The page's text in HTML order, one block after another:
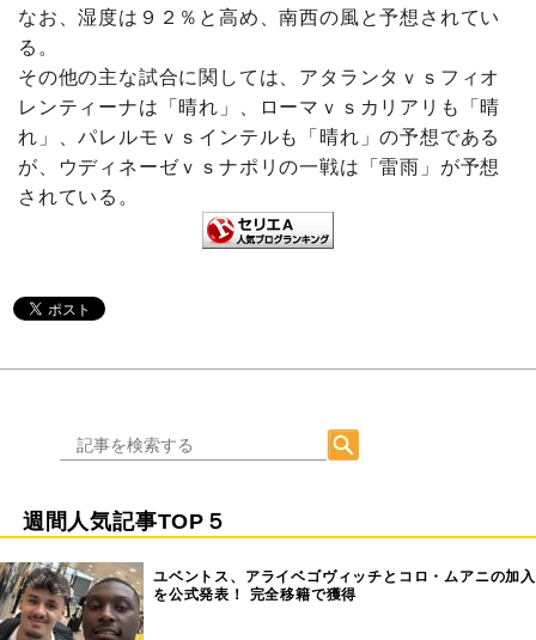
なお、湿度は９２％と高め、南西の風と予想されてい
る。
その他の主な試合に関しては、アタランタｖｓフィオ
レンティーナは「晴れ」、ローマｖｓカリアリも「晴
れ」、パレルモｖｓインテルも「晴れ」の予想である
が、ウディネーゼｖｓナポリの一戦は「雷雨」が予想
されている。
週間人気記事TOP５
ユベントス、アライベゴヴィッチとコロ・ムアニの加入
を公式発表！ 完全移籍で獲得